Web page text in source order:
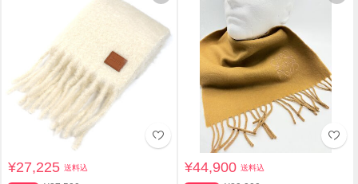
¥27,225送料込 ¥44,900送料込